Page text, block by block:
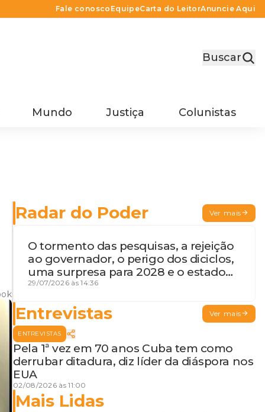
Fale conosco EquipeCarta do LeitorAnuncie Aqui
Buscar
Mundo Justiça Colunistas
Radar do Poder Ver mais
O tormento das pesquisas, a rejeição
ao governador, o perigo dos diciclos,
uma surpresa para 2028 e o estado
de terceira guerra mundial
29/07/2026 às 14:36
Entrevistas Ver mais
ENTREVISTAS
Pela 1ª vez em 70 anos Cuba tem como
derrubar ditadura, diz líder da diáspora nos
EUA
02/08/2026 às 11:00
Mais Lidas